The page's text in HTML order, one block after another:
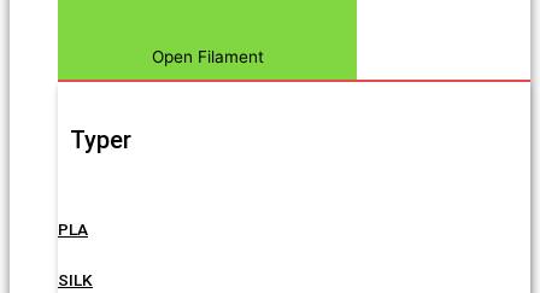
Open Filament
Typer
PLA
SILK